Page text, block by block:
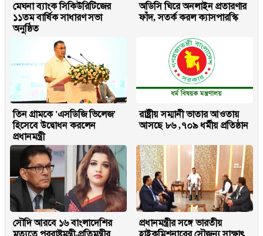
মেঘনা ব্যাংক সিকিউরিটিজের
১১তম বার্ষিক সাধারণ সভা
অনুষ্ঠিত
অডিসি ঘিরে অনলাইন প্রতারণার
ফাঁদ, সতর্ক করল ক্যাসপারস্কি
তিন গ্রামকে 'এসডিজি ভিলেজ'
হিসেবে উদ্বোধন করলেন
প্রধানমন্ত্রী
রাষ্ট্রীয় সম্মানী ভাতার আওতায়
আসছে ৮৬ ,৭০৯ ধর্মীয় প্রতিষ্ঠান
সৌদি আরবে ১৬ বাংলাদেশির
মৃত্যুতে পররাষ্ট্রমন্ত্রী-প্রতিমন্ত্রীর
প্রধানমন্ত্রীর সঙ্গে ভারতীয়
হাইকমিশনারের সৌজন্য সাক্ষাৎ